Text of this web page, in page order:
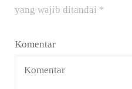
yang wajib ditandai *
Komentar